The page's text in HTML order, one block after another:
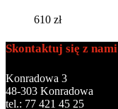
610 zł
Skontaktuj się z nami
Konradowa 3
48-303 Konradowa
tel.: 77 421 45 25